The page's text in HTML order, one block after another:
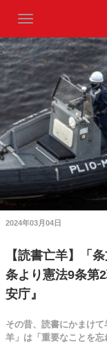
2024年03月04日
【読書亡羊】「
条より憲法9条第
安庁』
その昔、読書にかまけ
羊」は「重要なことを